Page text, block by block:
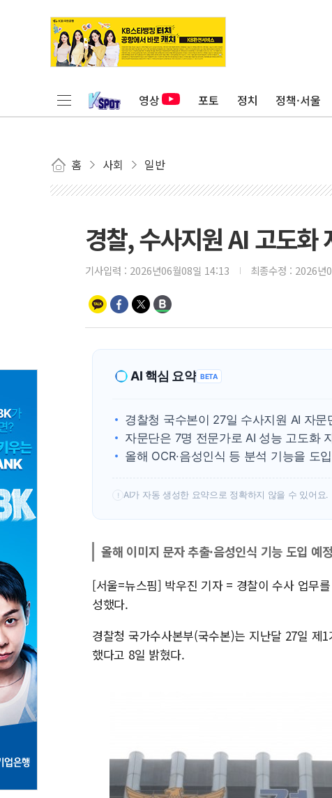
영상 포토 정치 정책·서울
홈 사회 일반
경찰, 수사지원 AI 고도화
기사입력 : 2026년06월08일 14:13 최종수정 : 2026년
AI 핵심 요약 BETA
경찰청 국수본이 27일 수사지원 AI 자문
자문단은 7명 전문가로 AI 성능 고도화
올해 OCR·음성인식 등 분석 기능을 도
! AI가 자동 생성한 요약으로 정확하지 않을 수 있어요.
올해 이미지 문자 추출·음성인식 기능 도입 예정
[서울=뉴스핌] 박우진 기자 = 경찰이 수사 업무
성했다.
경찰청 국가수사본부(국수본)는 지난달 27일 제
했다고 8일 밝혔다.